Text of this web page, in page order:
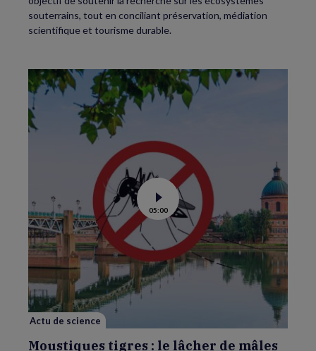
souterrains, tout en conciliant préservation, médiation
scientifique et tourisme durable.
Voir
la
vidéo
de
Moustiques
tigres
le
lâcher
de
il
efficace
05:00
Actu de science
Moustiques tigres : le lâcher de mâles